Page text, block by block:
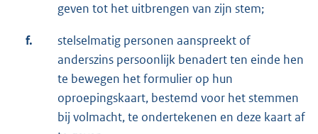
geven tot het uitbrengen van zijn stem;
f.
stelselmatig personen aanspreekt of
anderszins persoonlijk benadert ten einde hen
te bewegen het formulier op hun
oproepingskaart, bestemd voor het stemmen
bij volmacht, te ondertekenen en deze kaart af